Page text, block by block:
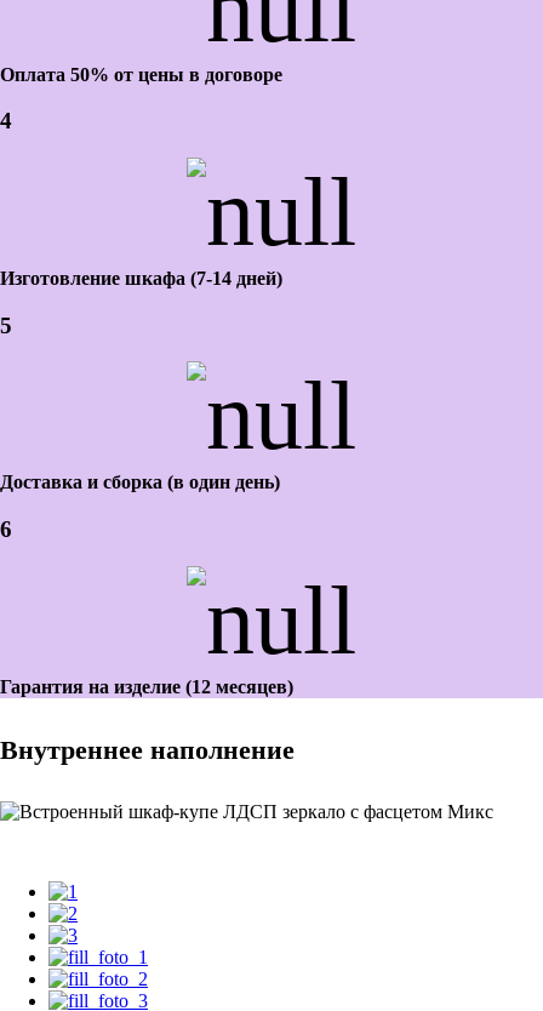
Оплата 50% от цены в договоре
4
Изготовление шкафа (7-14 дней)
5
Доставка и сборка (в один день)
6
Гарантия на изделие (12 месяцев)
Внутреннее наполнение